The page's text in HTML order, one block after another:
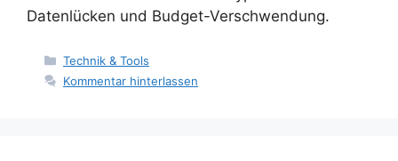
Datenlücken und Budget-Verschwendung.
Kategorien
Technik & Tools
Kommentar hinterlassen